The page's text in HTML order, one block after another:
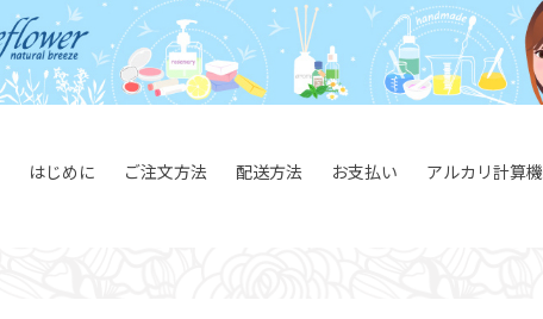
はじめに ご注文方法 配送方法 お支払い アルカリ計算機